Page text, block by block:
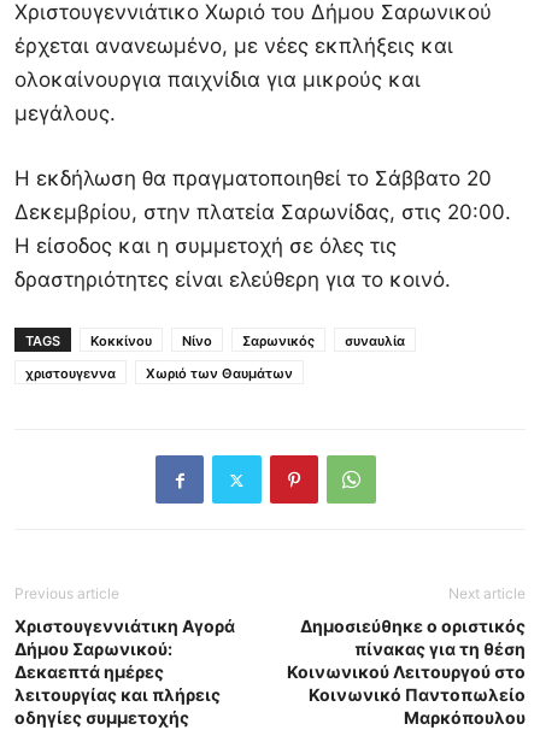
Χριστουγεννιάτικο Χωριό του Δήμου Σαρωνικού
έρχεται ανανεωμένο, με νέες εκπλήξεις και
ολοκαίνουργια παιχνίδια για μικρούς και
μεγάλους.
Η εκδήλωση θα πραγματοποιηθεί το Σάββατο 20
Δεκεμβρίου, στην πλατεία Σαρωνίδας, στις 20:00.
Η είσοδος και η συμμετοχή σε όλες τις
δραστηριότητες είναι ελεύθερη για το κοινό.
TAGS Κοκκίνου Νίνο Σαρωνικός
συναυλία
χριστουγεννα
Χωριό των Θαυμάτων
Previous article
Χριστουγεννιάτικη Αγορά
Δήμου Σαρωνικού:
Δεκαεπτά ημέρες
λειτουργίας και πλήρεις
οδηγίες συμμετοχής
Next article
Δημοσιεύθηκε ο οριστικός
πίνακας για τη θέση
Κοινωνικού Λειτουργού στο
Κοινωνικό Παντοπωλείο
Μαρκόπουλου